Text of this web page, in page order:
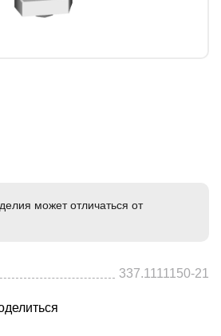
может отличаться от
337.1111150-21